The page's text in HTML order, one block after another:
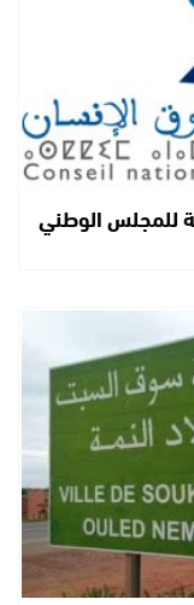
للمجلس الوطني